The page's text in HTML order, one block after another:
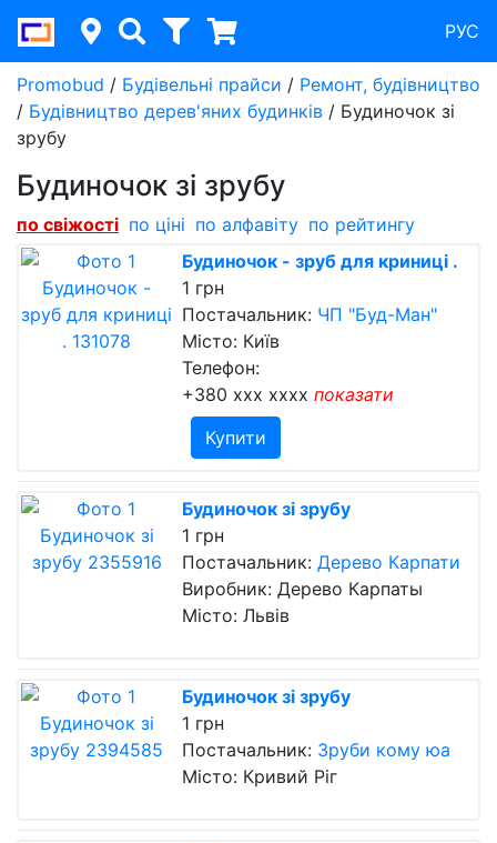
РУС
Promobud / Будівельні прайси / Ремонт, будівництво
/ Будівництво дерев'яних будинків / Будиночок зі
зрубу
Будиночок зі зрубу
по свіжості по ціні по алфавіту по рейтингу
Будиночок - зруб для криниці .
1 грн
Постачальник: ЧП "Буд-Ман"
Місто: Київ
Телефон:
+380 xxx xxxx показати
Купити
Будиночок зі зрубу
1 грн
Постачальник: Дерево Карпати
Виробник: Дерево Карпаты
Місто: Львів
Будиночок зі зрубу
1 грн
Постачальник: Зруби кому юа
Місто: Кривий Ріг